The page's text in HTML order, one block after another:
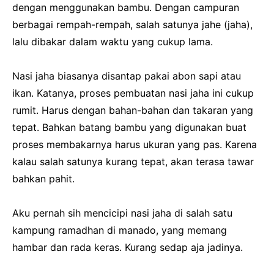
dengan menggunakan bambu. Dengan campuran
berbagai rempah-rempah, salah satunya jahe (jaha),
lalu dibakar dalam waktu yang cukup lama.
Nasi jaha biasanya disantap pakai abon sapi atau
ikan. Katanya, proses pembuatan nasi jaha ini cukup
rumit. Harus dengan bahan-bahan dan takaran yang
tepat. Bahkan batang bambu yang digunakan buat
proses membakarnya harus ukuran yang pas. Karena
kalau salah satunya kurang tepat, akan terasa tawar
bahkan pahit.
Aku pernah sih mencicipi nasi jaha di salah satu
kampung ramadhan di manado, yang memang
hambar dan rada keras. Kurang sedap aja jadinya.